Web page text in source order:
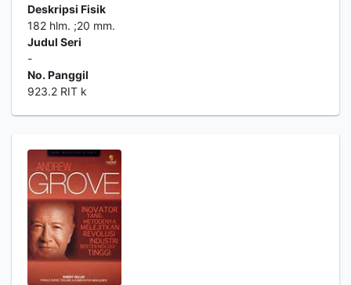
Deskripsi Fisik
182 hlm. ;20 mm.
Judul Seri
-
No. Panggil
923.2 RIT k